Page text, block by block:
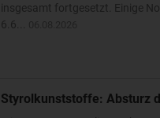
insgesamt fortgesetzt. Einige
6.6...
Styrolkunststoffe: Absturz